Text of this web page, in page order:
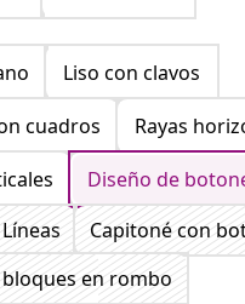
Liso con clavos
cuadros
Rayas
Diseño de
Capitoné con
en rombo